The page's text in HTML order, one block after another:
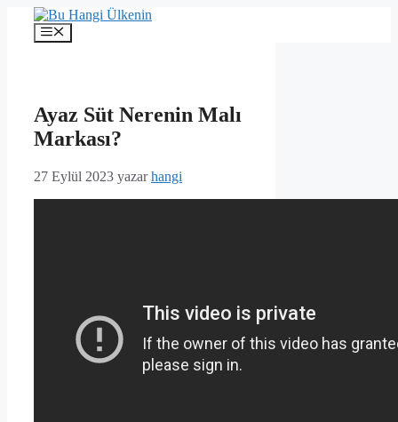
İçeriğe
Menü
Ayaz Süt Nerenin Malı
Markası?
27 Eylül 2023 yazarhangi